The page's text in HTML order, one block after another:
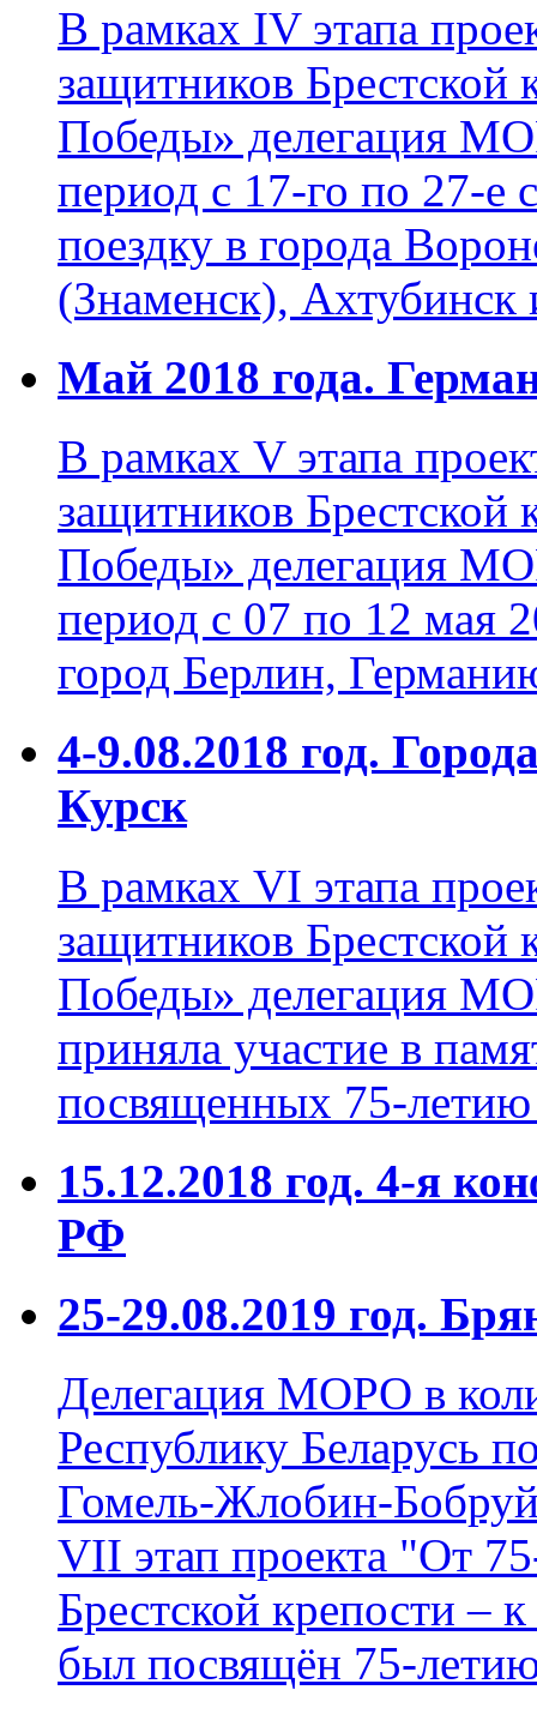
В рамках IV этапа
защитников
Победы» делегация
период с 17-го по 27-е
поездку в города
(Знаменск), Ахтубинск
Май 2018 года.
В рамках V этапа
защитников
Победы» делегация
период с 07 по 12 мая
город Берлин,
4-9.08.2018 год.
Курск
В рамках VI этапа
защитников
Победы» делегация
приняла участие в
посвященных 75-
15.12.2018 год. 4-я
РФ
25-29.08.2019 год.
Делегация МОРО в
Республику Беларусь
Гомель-Жлобин-
VII этап проекта "От
Брестской крепости –
был посвящён 75-